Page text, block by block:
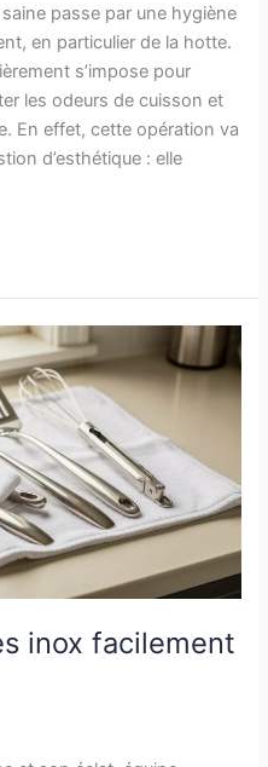
passe par une hygiène
en particulier de la hotte.
s’impose pour
les odeurs de cuisson et
En effet, cette opération va
d’esthétique : elle
inox facilement